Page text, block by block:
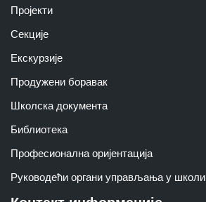
Пројекти
Секције
Екскурзије
Продужени боравак
Школска документа
Библиотека
Професионална оријентација
Руководећи органи управљања у школи